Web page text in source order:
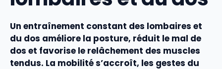
Un entraînement constant des lombaires et
du dos améliore la posture, réduit le mal de
dos et favorise le relâchement des muscles
tendus. La mobilités’accroît, les gestes du